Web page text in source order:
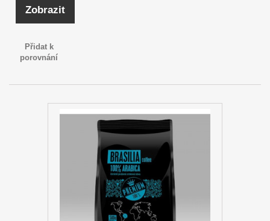
Zobrazit
Přidat k
porovnání